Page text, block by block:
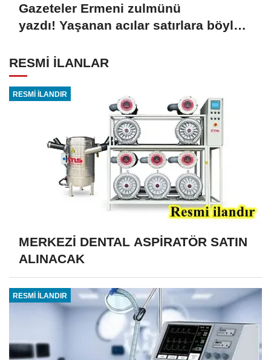
Gazeteler Ermeni zulmünü
yazdı! Yaşanan acılar satırlara böyle
RESMİ İLANLAR
RESMİ İLANDIR
MERKEZİ DENTAL ASPİRATÖR SATIN
ALINACAK
RESMİ İLANDIR